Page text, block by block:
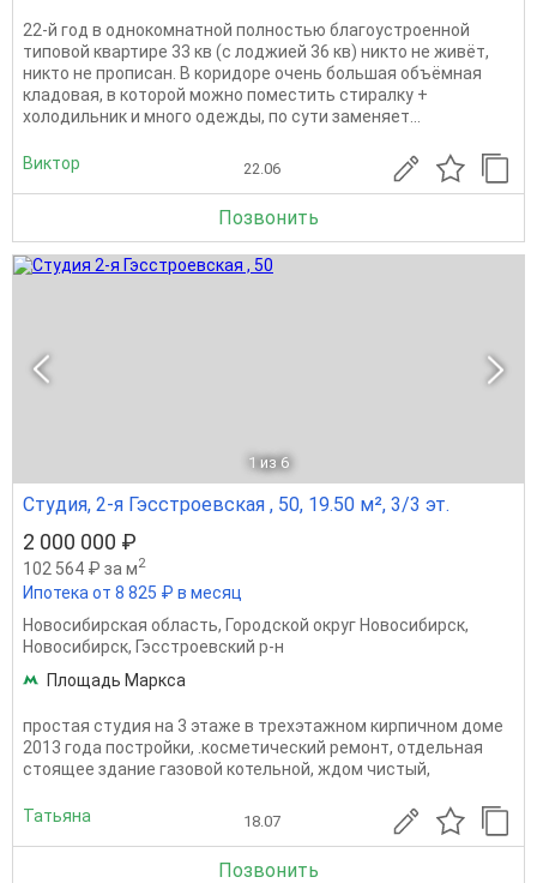
22-й год в однокомнатной полностью благоустроенной
типовой квартире 33 кв (с лоджией 36 кв) никто не живёт,
никто не прописан. В коридоре очень большая объёмная
кладовая, в которой можно поместить стиралку +
холодильник и много одежды, по сути заменяет...
Виктор 22.06
Позвонить
1 из 6
Студия, 2-я Гэсстроевская , 50, 19.50 м², 3/3 эт.
2 000 000 ₽
102 564 ₽ за м2
Ипотека от 8 825 ₽ в месяц
Новосибирская область, Городской округ Новосибирск,
Новосибирск, Гэсстроевский р-н
Площадь Маркса
простая студия на 3 этаже в трехэтажном кирпичном доме
2013 года постройки, .косметический ремонт, отдельная
стоящее здание газовой котельной, ждом чистый,
Татьяна 18.07
Позвонить